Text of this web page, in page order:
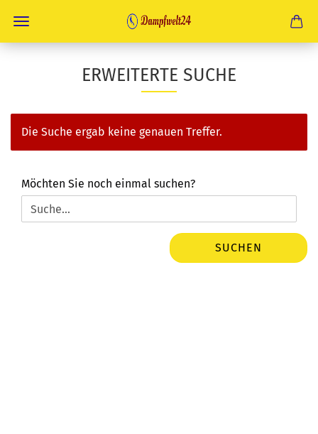
ERWEITERTE SUCHE
Die Suche ergab keine genauen Treffer.
MÖCHTEN
SIE
NOCH
Möchten Sie noch einmal suchen?
SUCHEN